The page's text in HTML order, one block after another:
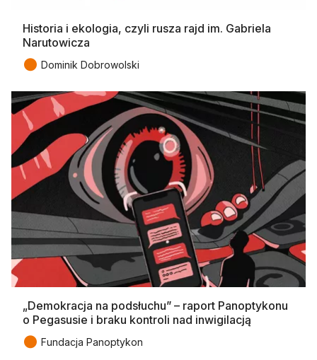
Historia i ekologia, czyli rusza rajd im. Gabriela
Narutowicza
● Dominik Dobrowolski
„Demokracja na podsłuchu” – raport Panoptykonu
o Pegasusie i braku kontroli nad inwigilacją
● Fundacja Panoptykon